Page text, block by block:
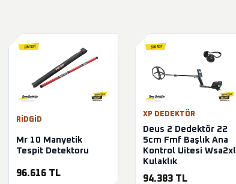
RIDGID
Mr 10 Manyetik
Tespit Detektoru
96.616 TL
XP DEDEKTÖR
Deus 2 Dedektör 22
5cm Fmf Başlık Ana
Kontrol Uitesi Wsa2xl
Kulaklık
94.383 TL